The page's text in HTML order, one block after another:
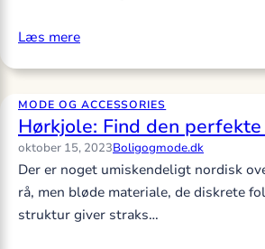
Læs mere
MODE OG ACCESSORIES
Hørkjole: Find den
oktober 15, 2023Boligogmode.dk
Der er noget umiskendeligt nordisk
rå, men bløde materiale, de diskrete
struktur giver straks…